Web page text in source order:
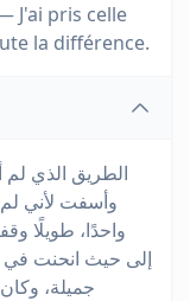
J'ai pris celle
la différence.
الطريق الذي
وأسفت لأني
واحدًا، طويلًا
إلى حيث انحنت في
جميلة،